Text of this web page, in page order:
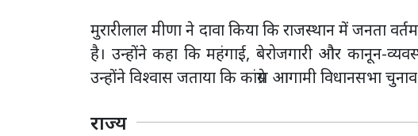
मुरारीलाल मीणा ने दावा किया कि राजस्थान में जनता
है। उन्होंने कहा कि महंगाई, बेरोजगारी और कानून-
उन्होंने विश्वास जताया कि कांग्रेस आगामी विधानसभा
राज्य